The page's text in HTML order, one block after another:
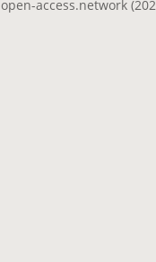
open-access.network